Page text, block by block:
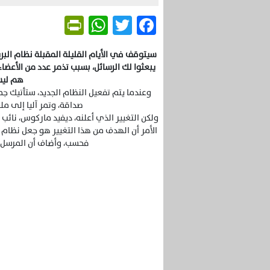
Facebook
Twitter
WhatsApp
سيتوقف في الأيام القليلة المقبلة نظام
يبعثوا لك الرسائل، بسبب تذمر عدد من
هم
وعندما يتم تفعيل النظام الجديد،
صداقة، وتمر آليا إلى
ولكن التغيير الذي أعلنه، ديفيد ماركوس،
الأمر أن الهدف من هذا التغيير هو جعل
فحسب، وأضاف أن المرسل